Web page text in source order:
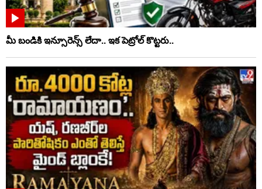
మీ బండికి ఇన్సూరెన్స్ లేదా.. ఇక పెట్రోల్ కొట్టరు..